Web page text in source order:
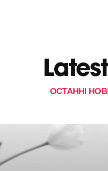
ОСТАННІ